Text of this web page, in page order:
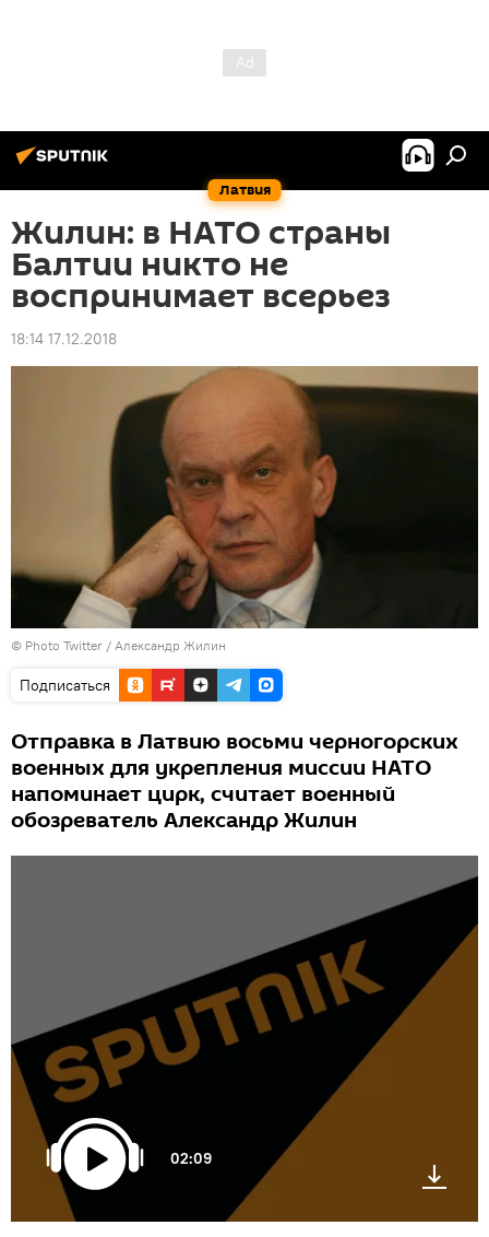
Латвия
Жилин: в НАТО страны
Балтии никто не
воспринимает всерьез
18:14 17.12.2018
© Photo Twitter / Александр Жилин
Подписаться
Отправка в Латвию восьми черногорских
военных для укрепления миссии НАТО
напоминает цирк, считает военный
обозреватель Александр Жилин
02:09